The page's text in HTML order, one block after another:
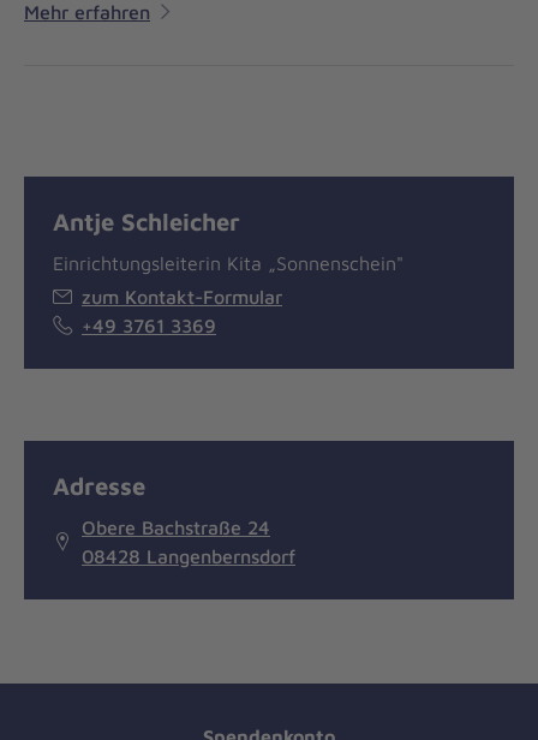
Mehr erfahren
Antje Schleicher
Einrichtungsleiterin Kita „Sonnenschein"
zum Kontakt-Formular
+49 3761 3369
Adresse
Obere Bachstraße 24
08428 Langenbernsdorf